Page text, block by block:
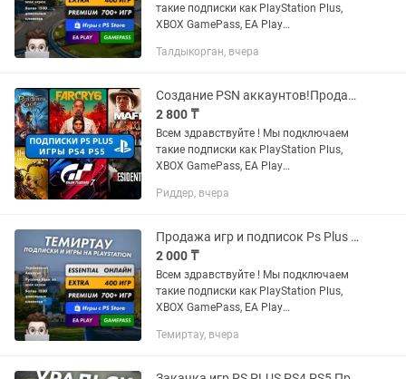
такие подписки как PlayStation Plus,
XBOX GamePass, EA Play
XBOX STORE: FC25, WUKONG, ASTRO
DUTY...
Талдыкорган, вчера
Создание PSN аккаунтов!Продажа Игр Ps plus PS5 PS4 Gamepass xbox
2 800 ₸
Всем здравствуйте ! Мы подключаем
такие подписки как PlayStation Plus,
XBOX GamePass, EA Play
XBOX STORE: FC25, WUKONG, ASTRO
DUTY...
Риддер, вчера
Продажа игр и подписок Ps Plus PS5 PS4 Xbox (GTA UFC MK EXTRA PREMIUM)
2 000 ₸
Всем здравствуйте ! Мы подключаем
такие подписки как PlayStation Plus,
XBOX GamePass, EA Play
XBOX STORE: FC25, WUKONG, ASTRO
DUTY...
Темиртау, вчера